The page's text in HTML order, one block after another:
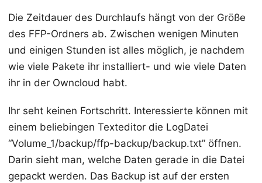
Die Zeitdauer des Durchlaufs hängt von der Größe
des FFP-Ordners ab. Zwischen wenigen Minuten
und einigen Stunden ist alles möglich, je nachdem
wie viele Pakete ihr installiert- und wie viele Daten
ihr in der Owncloud habt.
Ihr seht keinen Fortschritt. Interessierte können mit
einem beliebingen Texteditor die LogDatei
“Volume_1/backup/ffp-backup/backup.txt” öffnen.
Darin sieht man, welche Daten gerade in die Datei
gepackt werden. Das Backup ist auf der ersten